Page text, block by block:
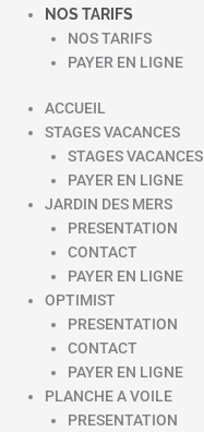
NOS TARIFS
NOS TARIFS
PAYER EN LIGNE
ACCUEIL
STAGES VACANCES
STAGES VACANCES
PAYER EN LIGNE
JARDIN DES MERS
PRESENTATION
CONTACT
PAYER EN LIGNE
OPTIMIST
PRESENTATION
CONTACT
PAYER EN LIGNE
PLANCHE A VOILE
PRESENTATION